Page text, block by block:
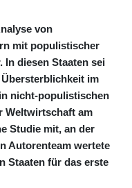
von
mit populistischer
diesen Staaten sei
im
nicht-populistischen
Weltwirtschaft am
Studie mit, an der
Autorenteam wertete
Staaten für das erste